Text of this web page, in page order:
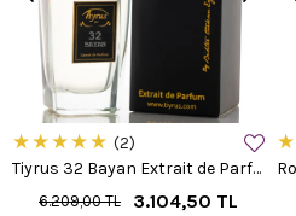
Tiyrus 32 Bayan Extrait de Parfüm 50 ml.
★★★★★ 2
3.104,50 TL
6.209,00 TL
★